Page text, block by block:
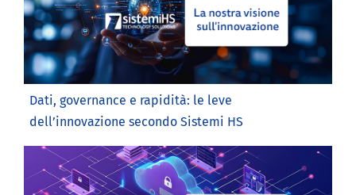
Dati, governance e rapidità: le leve
dell’innovazione secondo Sistemi HS